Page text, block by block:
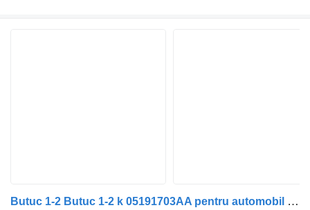
Butuc 1-2 Butuc 1-2 k 05191703AA pentru automobil Jeep Compass 2.0d